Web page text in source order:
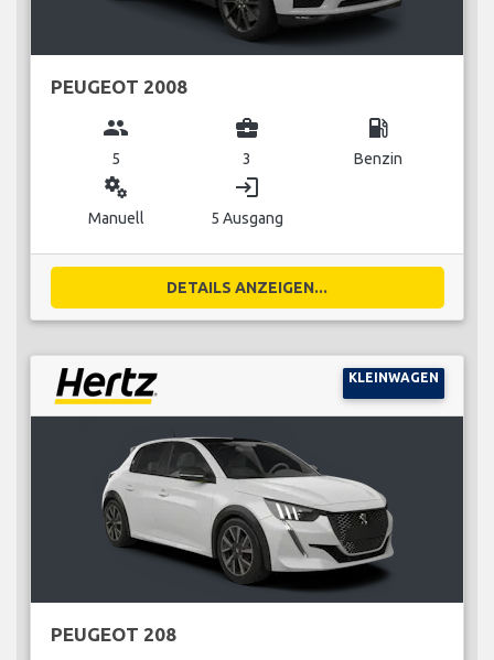
PEUGEOT 2008
group
5
business_center
3
local_gas_station
Benzin
miscellaneous_services
Manuell
login
5 Ausgang
DETAILS ANZEIGEN...
KLEINWAGEN
PEUGEOT 208